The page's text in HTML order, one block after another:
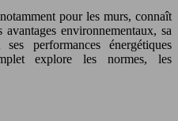
pour les murs, connaît
environnementaux, sa
performances énergétiques
explore les normes, les